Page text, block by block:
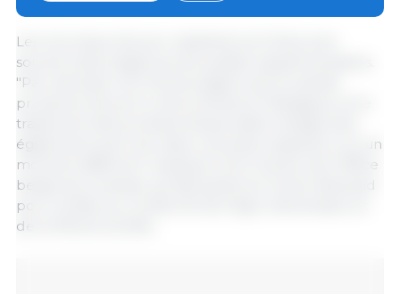
Les morceaux de porc destinés à la Chine sont
soumis à des exigences de qualité supplémentaires.
"Par exemple, les Chinois exigent que la viande
provienne de porcs nés et élevés en Belgique, et le
traitement des produits d'exportation belges doit
également avoir lieu dans une pièce séparée ou à un
moment différent", explique Joris Coenen de l'Office
belge de la viande, qui fait partie du Centre flamand
pour la Mise sur le Marché de l'Agro-alimentaire et
de la Pêche (VLAM).